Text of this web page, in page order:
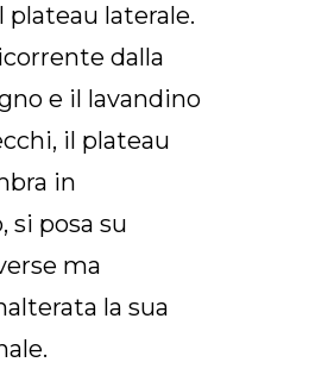
plateau laterale.
dalla
e il lavandino
il plateau
in
si posa su
ma
la sua